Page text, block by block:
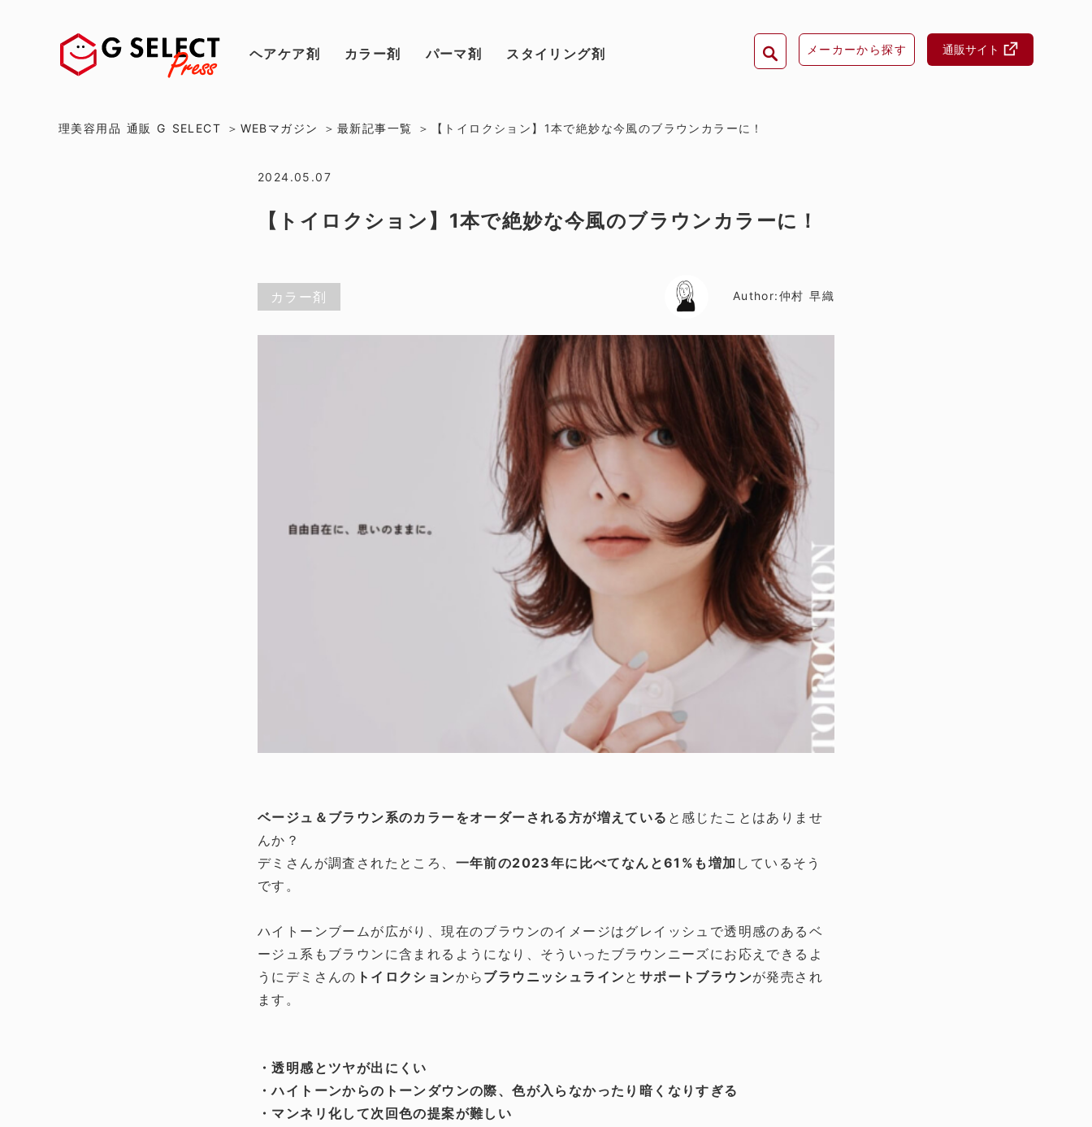
メーカーから探す 通販サイト
ヘアケア剤 カラー剤 パーマ剤 スタイリング剤
理美容用品 通販 G SELECT WEBマガジン 最新記事一覧 【トイロクション】1本で絶妙な今風のブラウンカラーに！
2024.05.07
【トイロクション】1本で絶妙な今風のブラウンカラーに！
カラー剤 Author:仲村 早織
ベージュ＆ブラウン系のカラーをオーダーされる方が増えている と感じたことはありませ
んか？
デミさんが調査されたところ、 一年前の2023年に比べてなんと61%も増加 しているそう
です。
ハイトーンブームが広がり、現在のブラウンのイメージはグレイッシュで透明感のあるベ
ージュ系もブラウンに含まれるようになり、そういったブラウンニーズにお応えできるよ
うにデミさんの トイロクションから ブラウニッシュラインと サポートブラウンが発売され
ます。
・透明感とツヤが出にくい
・ハイトーンからのトーンダウンの際、色が入らなかったり暗くなりすぎる
・マンネリ化して次回色の提案が難しい